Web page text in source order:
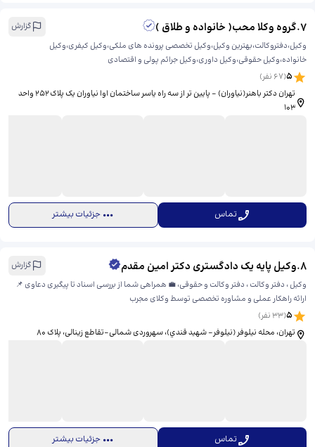
7
.گروه وکلا محب( خانواده و طلاق )
گزارش
وکیل،دفتروکالت،بهترین وکیل،وکیل تخصصی پرونده های ملکی،وکیل کیفری،وکیل
خانواده،وکیل حقوقی،وکیل داوری،وکیل جرائم پولی و اقتصادی
5
(
67 نفر)
تهران دکتر باهنر(نیاوران) - پایین تر از سه راه یاسر ساختمان اوا نیاوران یک پلاک ۲۵۲ واحد
۱۰۳
تماس جزئیات بیشتر
8
.وکیل پایه یک دادگستری دکتر امین مقدم
گزارش
وکیل ، دفتر وکالت ، دفتر وکالت و حقوقی، 💼 همراهی شما از بررسی اسناد تا پیگیری دعاوی 📌
ارائه راهکار عملی و مشاوره تخصصی توسط وکلای مجرب
5
(
33نفر)
تهران، محله نیلوفر (نيلوفر- شهيد قندي)، سهروردی شمالی-تقاطع زینالی، ​پلاک 80
تماس جزئیات بیشتر